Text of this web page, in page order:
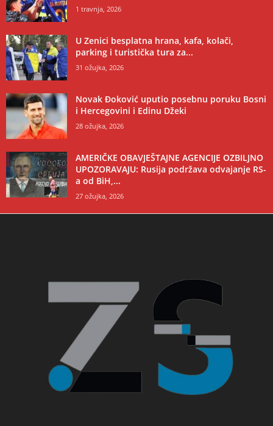
1 travnja, 2026
U Zenici besplatna hrana, kafa, kolači,
parking i turistička tura za...
31 ožujka, 2026
Novak Đoković uputio posebnu poruku Bosni
i Hercegovini i Edinu Džeki
28 ožujka, 2026
AMERIČKE OBAVJEŠTAJNE AGENCIJE OZBILJNO
UPOZORAVAJU: Rusija podržava odvajanje RS-
a od BiH,...
27 ožujka, 2026